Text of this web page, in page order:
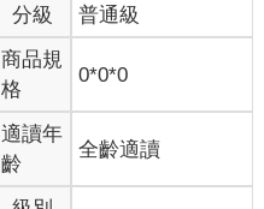
分級 普通級
商品規
格
0*0*0
適讀年
齡
全齡適讀